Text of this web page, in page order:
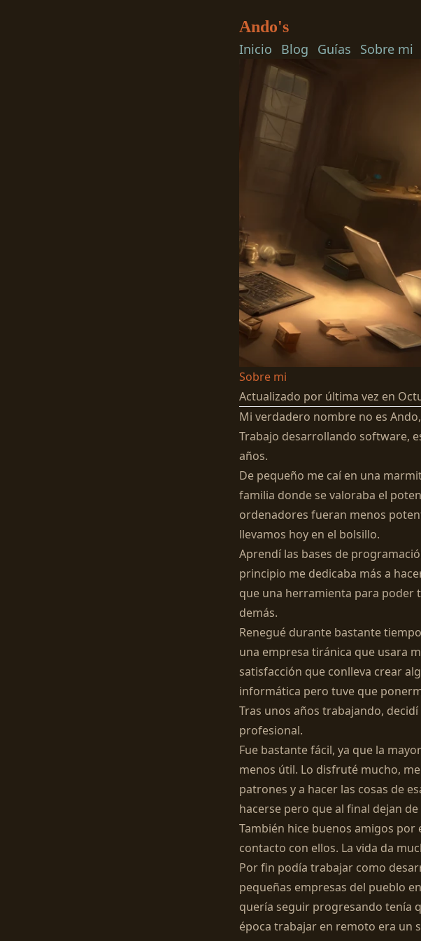
Ando's
Inicio Blog Guías Sobre mi
Sobre mi
Actualizado por última vez en
Mi verdadero nombre no es
Trabajo desarrollando software,
años.
De pequeño me caí en una
familia donde se valoraba el
ordenadores fueran menos
llevamos hoy en el bolsillo.
Aprendí las bases de
principio me dedicaba más a
que una herramienta para poder
demás.
Renegué durante bastante
una empresa tiránica que usara
satisfacción que conlleva crear
informática pero tuve que
Tras unos años trabajando,
profesional.
Fue bastante fácil, ya que la
menos útil. Lo disfruté mucho,
patrones y a hacer las cosas de
hacerse pero que al final dejan de
También hice buenos amigos por
contacto con ellos. La vida da
Por fin podía trabajar como
pequeñas empresas del pueblo
quería seguir progresando tenía
época trabajar en remoto era un